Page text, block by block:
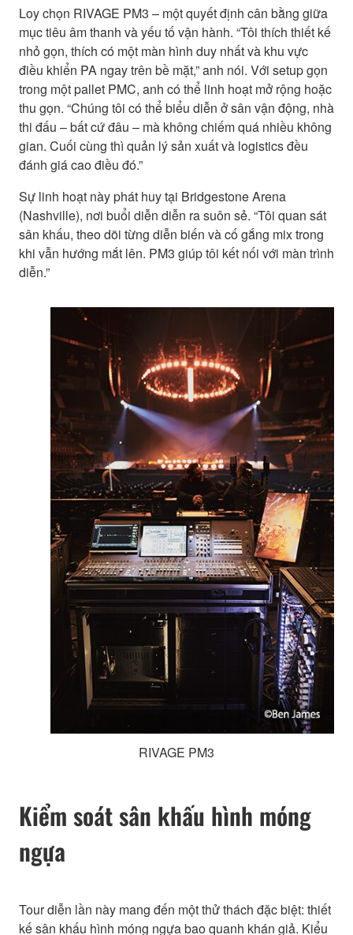
Loy chọn RIVAGE PM3 – một quyết định cân bằng giữa
mục tiêu âm thanh và yếu tố vận hành. “Tôi thích thiết kế
nhỏ gọn, thích có một màn hình duy nhất và khu vực
điều khiển PA ngay trên bề mặt,” anh nói. Với setup gọn
trong một pallet PMC, anh có thể linh hoạt mở rộng hoặc
thu gọn. “Chúng tôi có thể biểu diễn ở sân vận động, nhà
thi đấu – bất cứ đâu – mà không chiếm quá nhiều không
gian. Cuối cùng thì quản lý sản xuất và logistics đều
đánh giá cao điều đó.”
Sự linh hoạt này phát huy tại Bridgestone Arena
(Nashville), nơi buổi diễn diễn ra suôn sẻ. “Tôi quan sát
sân khấu, theo dõi từng diễn biến và cố gắng mix trong
khi vẫn hướng mắt lên. PM3 giúp tôi kết nối với màn trình
diễn.”
RIVAGE PM3
Kiểm soát sân khấu hình móng
ngựa
Tour diễn lần này mang đến một thử thách đặc biệt: thiết
kế sân khấu hình móng ngựa bao quanh khán giả. Kiểu